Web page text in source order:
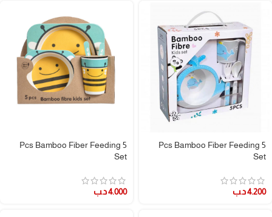
5 Pcs Bamboo Fiber Feeding
Set
4.200د.ب
5 Pcs Bamboo Fiber Feeding
Set
4.000د.ب